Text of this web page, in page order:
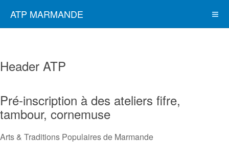
ATP MARMANDE
Header ATP
Pré-inscription à des ateliers fifre,
tambour, cornemuse
Arts & Traditions Populaires de Marmande